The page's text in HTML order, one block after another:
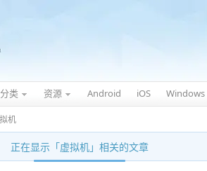
分类 资源 Android iOS Windows
机
正在显示「虚拟机」相关的文章